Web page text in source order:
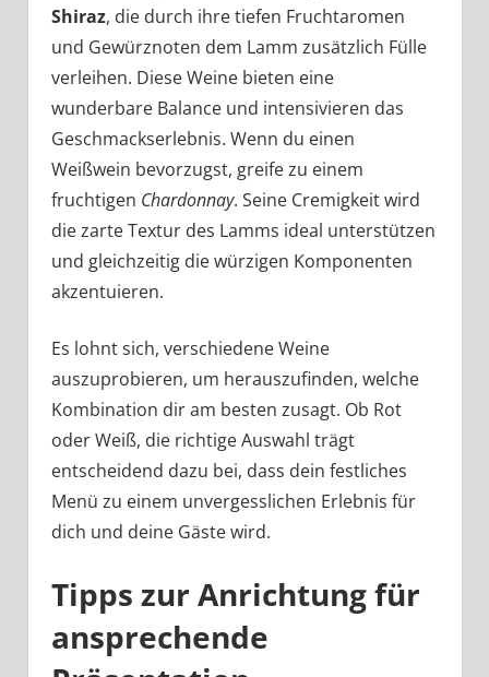
Shiraz, die durch ihre tiefen Fruchtaromen
und Gewürznoten dem Lamm zusätzlich Fülle
verleihen. Diese Weine bieten eine
wunderbare Balance und intensivieren das
Geschmackserlebnis. Wenn du einen
Weißwein bevorzugst, greife zu einem
fruchtigen Chardonnay. Seine Cremigkeit wird
die zarte Textur des Lamms ideal unterstützen
und gleichzeitig die würzigen Komponenten
akzentuieren.
Es lohnt sich, verschiedene Weine
auszuprobieren, um herauszufinden, welche
Kombination dir am besten zusagt. Ob Rot
oder Weiß, die richtige Auswahl trägt
entscheidend dazu bei, dass dein festliches
Menü zu einem unvergesslichen Erlebnis für
dich und deine Gäste wird.
Tipps zur Anrichtung für
ansprechende